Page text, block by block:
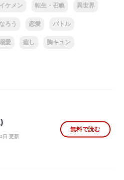
イケメン 転生・召喚 異世界
なろう 恋愛 バトル
愛 癒し 胸キュン
日 更新
無料で読む